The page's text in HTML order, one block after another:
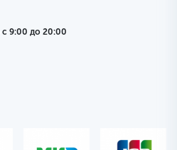
с 9:00 до 20:00